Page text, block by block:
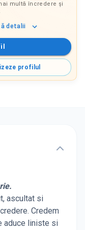
multă încredere și
detalii
profilul
ascultat si
Credem
aduce liniste si